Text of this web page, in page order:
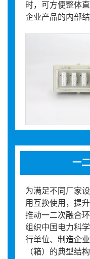
时，可方便整体
企业产品的内部结
一
为满足不同厂家
用互换使用，提
推动一二次融合
组织中国电力科
行单位、制造企
（箱）的典型结